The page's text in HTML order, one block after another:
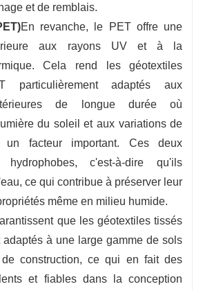
et de remblais.
En revanche, le PET offre une
aux rayons UV et à la
Cela rend les géotextiles
particulièrement adaptés aux
de longue durée où
du soleil et aux variations de
un facteur important. Ces deux
hydrophobes, c'est-à-dire qu'ils
ce qui contribue à préserver leur
même en milieu humide.
que les géotextiles tissés
adaptés à une large gamme de sols
construction, ce qui en fait des
et fiables dans la conception